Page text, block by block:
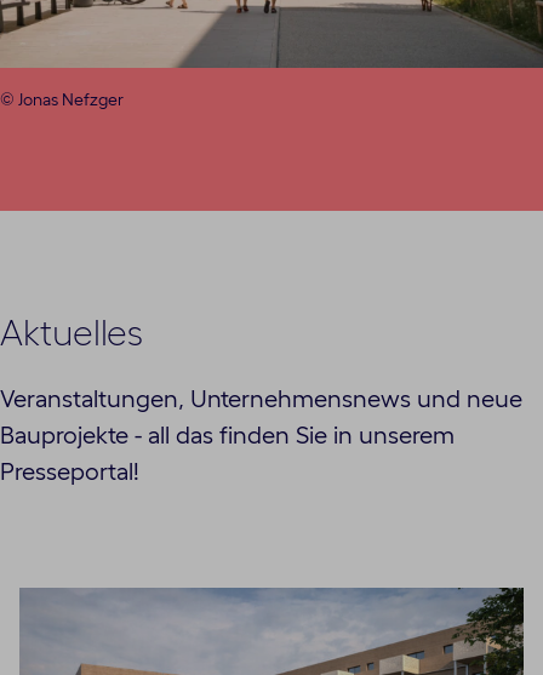
© Jonas Nefzger
Aktuelles
Veranstaltungen, Unternehmensnews und neue
Bauprojekte - all das finden Sie in unserem
Presseportal!